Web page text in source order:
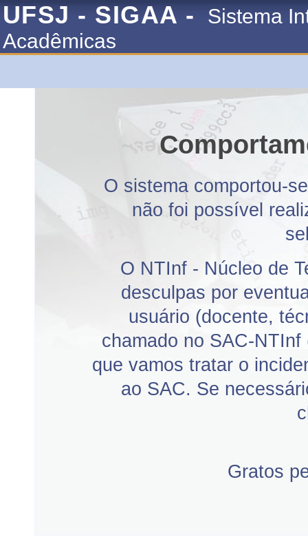
UFSJ - SIGAA -
Sistema
Acadêmicas
O sistema comportou-
não foi possível
O NTInf - Núcleo de
desculpas por
usuário (docente,
chamado no SAC-NTInf
que vamos tratar o
ao SAC. Se
Gratos